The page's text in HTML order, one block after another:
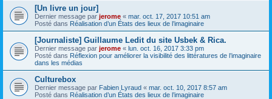
[Un livre un jour]
Dernier message par jerome « mar. oct. 17, 2017 10:51 am
Posté dans Réalisation d’un États des lieux de l’imaginaire
[Journaliste] Guillaume Ledit du site Usbek & Rica.
Dernier message par jerome « lun. oct. 16, 2017 3:33 pm
Posté dans Réflexion pour améliorer la visibilité des littératures de l’imaginaire
dans les médias
Culturebox
Dernier message par Fabien Lyraud « mar. oct. 10, 2017 8:57 am
Posté dans Réalisation d’un États des lieux de l’imaginaire